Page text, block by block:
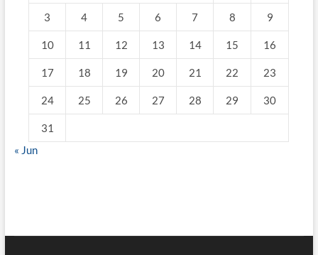
3 4 5 6 7 8 9
10 11 12 13 14 15 16
17 18 19 20 21 22 23
24 25 26 27 28 29 30
31
« Jun